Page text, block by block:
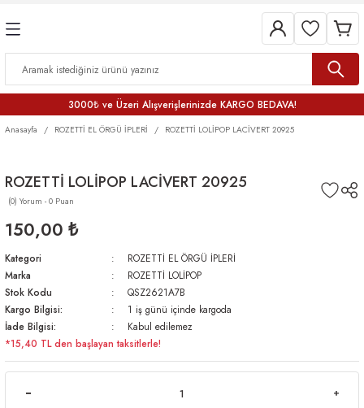
3000₺ ve Üzeri Alışverişlerinizde KARGO BEDAVA!
Anasayfa ROZETTİ EL ÖRGÜ İPLERİ ROZETTİ LOLİPOP LACİVERT 20925
ROZETTİ LOLİPOP LACİVERT 20925
(0) Yorum - 0 Puan
150,00 ₺
Kategori
ROZETTİ EL ÖRGÜ İPLERİ
Marka
ROZETTİ LOLİPOP
Stok Kodu
QSZ2621A7B
Kargo Bilgisi:
1 iş günü içinde kargoda
İade Bilgisi:
Kabul edilemez
*15,40 TL den başlayan taksitlerle!